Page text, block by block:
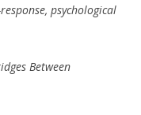
psychological
Between